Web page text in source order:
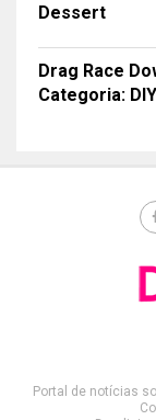
Dessert
Drag Race
Categoria:
Portal de notícias